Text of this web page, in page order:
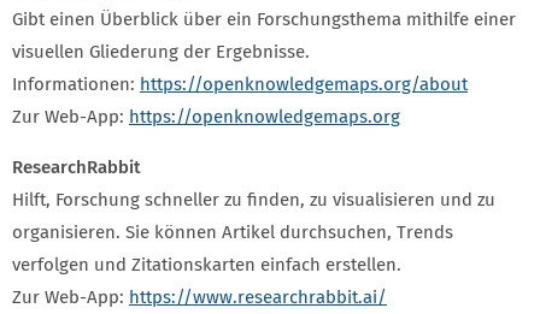
Gibt einen Überblick über ein Forschungsthema mithilfe einer
visuellen Gliederung der Ergebnisse.
Informationen: https://openknowledgemaps.org/about
Zur Web-App: https://openknowledgemaps.org
ResearchRabbit
Hilft, Forschung schneller zu finden, zu visualisieren und zu
organisieren. Sie können Artikel durchsuchen, Trends
verfolgen und Zitationskarten einfach erstellen.
Zur Web-App: https://www.researchrabbit.ai/